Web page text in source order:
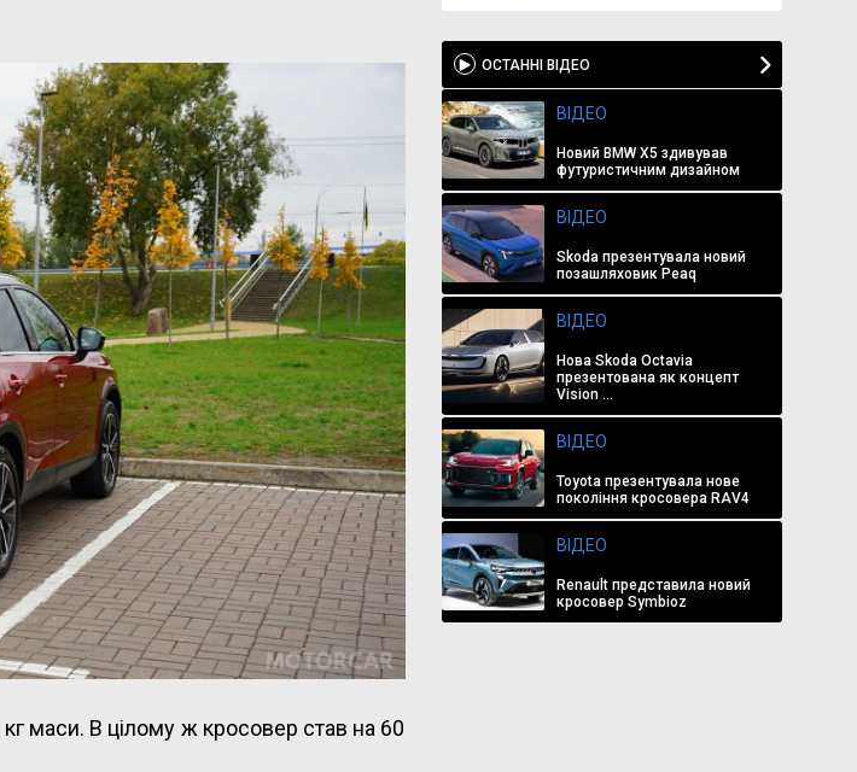
кг маси. В цілому ж кросовер став на 60
ОСТАННІ ВІДЕО
ВІДЕО
Новий BMW X5 здивував
футуристичним дизайном
ВІДЕО
Skoda презентувала новий
позашляховик Peaq
ВІДЕО
Нова Skoda Octavia
презентована як концепт
Vision ...
ВІДЕО
Toyota презентувала нове
покоління кросовера RAV4
ВІДЕО
Renault представила новий
кросовер Symbioz